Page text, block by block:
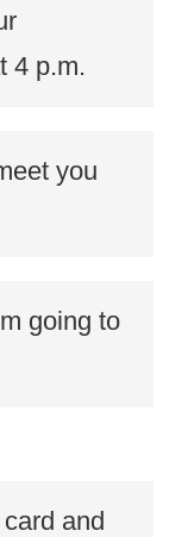
4 p.m.
you
going to
and